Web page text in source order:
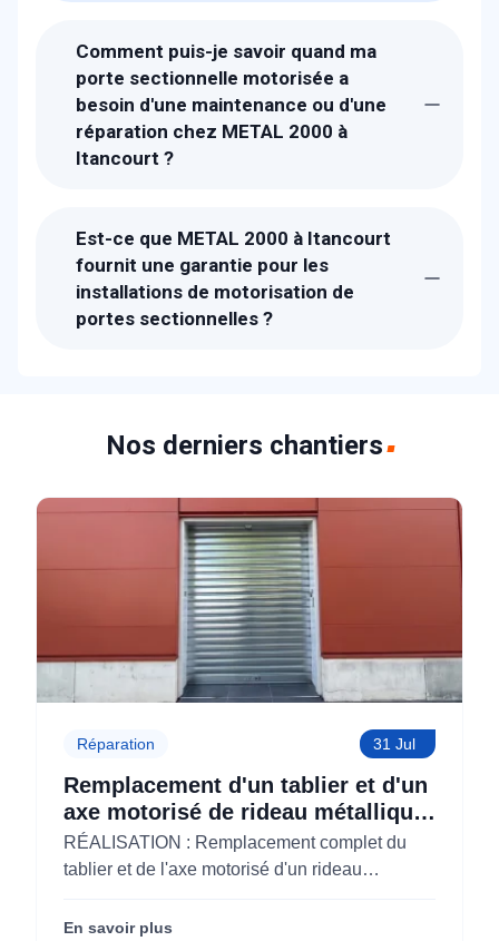
Comment puis-je savoir quand ma
porte sectionnelle motorisée a
besoin d'une maintenance ou d'une
réparation chez METAL 2000 à
Itancourt ?
inhabituels, des ralentissements ou des
arrêts lors de l'ouverture ou la fermeture,
ou des problèmes avec le système de
commande. Si vous remarquez l'un de
des évaluations et des maintenances
parfait état de fonctionnement
Est-ce que METAL 2000 à Itancourt
fournit une garantie pour les
installations de motorisation de
portes sectionnelles ?
viennent avec une garantie complète
couvrant les défauts de matériel et de
tranquillité d’esprit, sachant que votre
investissement est protégé.
Nos derniers chantiers
Réparation 31 Jul
Remplacement d'un tablier et d'un
axe motorisé de rideau métallique
pour M'CHADAL (Optical Center)
(95)
RÉALISATION : Remplacement complet du
tablier et de l'axe motorisé d'un rideau
Center) (95290).
En savoir plus